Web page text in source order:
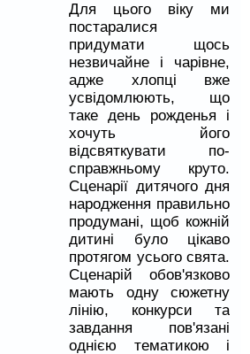
Для цього віку ми
постаралися
придумати щось
незвичайне і чарівне,
адже хлопці вже
усвідомлюють, що
таке день рожденья і
хочуть його
відсвяткувати по-
справжньому круто.
Сценарії дитячого дня
народження правильно
продумані, щоб кожній
дитині було цікаво
протягом усього свята.
Сценарій обов'язково
мають одну сюжетну
лінію, конкурси та
завдання пов'язані
однією тематикою і